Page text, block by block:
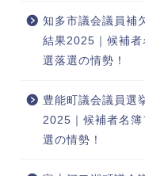
知多市議会議員補
結果2025｜候補者
選落選の情勢！
豊能町議会議員選
2025｜候補者名簿
選の情勢！